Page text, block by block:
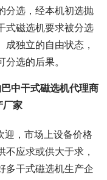
分选，经本机初选抛
式磁选机要求被分选
独立的自由状态，
选的后果。
中干式磁选机代理商
厂家
迎，市场上设备价格
应求或供大于求，
多干式磁选机生产企